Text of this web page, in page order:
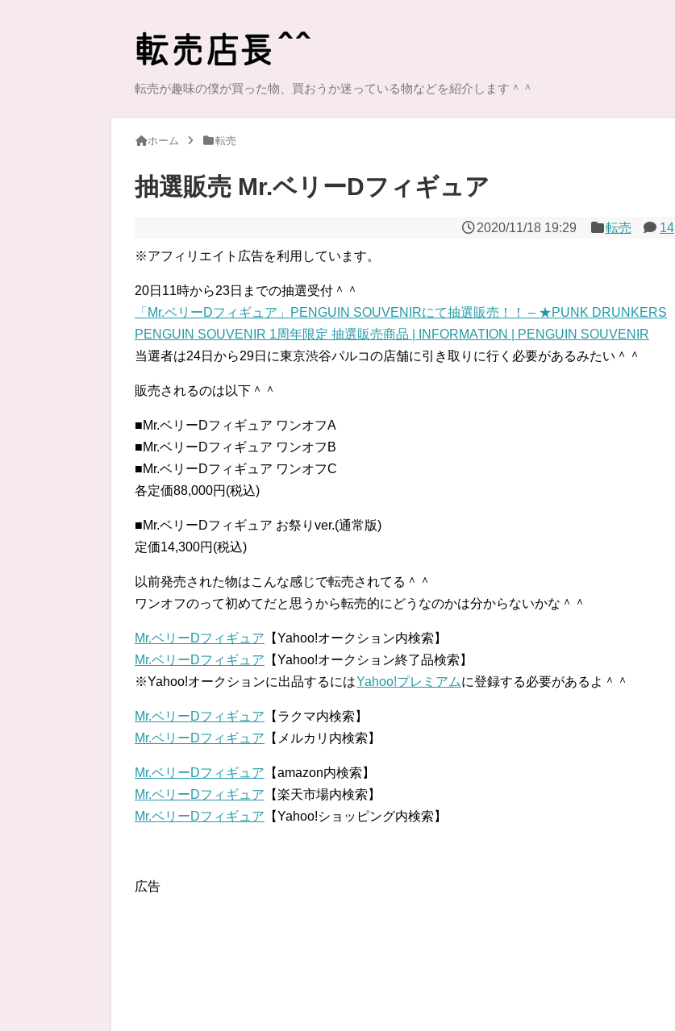
転売が趣味の僕が買った物、買おうか迷っている物などを紹介します＾＾
ホーム 転売
抽選販売 Mr.ベリーDフィギュア
2020/11/18 19:29 転売 14
※アフィリエイト広告を利用しています。
20日11時から23日までの抽選受付＾＾
「Mr.ベリーDフィギュア」PENGUIN SOUVENIRにて抽選販売！！ – ★PUNK DRUNKERS
PENGUIN SOUVENIR 1周年限定 抽選販売商品 | INFORMATION | PENGUIN SOUVENIR
当選者は24日から29日に東京渋谷パルコの店舗に引き取りに行く必要があるみたい＾＾
販売されるのは以下＾＾
■Mr.ベリーDフィギュア ワンオフA
■Mr.ベリーDフィギュア ワンオフB
■Mr.ベリーDフィギュア ワンオフC
各定価88,000円(税込)
■Mr.ベリーDフィギュア お祭りver.(通常版)
定価14,300円(税込)
以前発売された物はこんな感じで転売されてる＾＾
ワンオフのって初めてだと思うから転売的にどうなのかは分からないかな＾＾
Mr.ベリーDフィギュア 【Yahoo!オークション内検索】
Mr.ベリーDフィギュア 【Yahoo!オークション終了品検索】
※Yahoo!オークションに出品するにはYahoo!プレミアムに登録する必要があるよ＾＾
Mr.ベリーDフィギュア 【ラクマ内検索】
Mr.ベリーDフィギュア 【メルカリ内検索】
Mr.ベリーDフィギュア 【amazon内検索】
Mr.ベリーDフィギュア 【楽天市場内検索】
Mr.ベリーDフィギュア 【Yahoo!ショッピング内検索】
広告